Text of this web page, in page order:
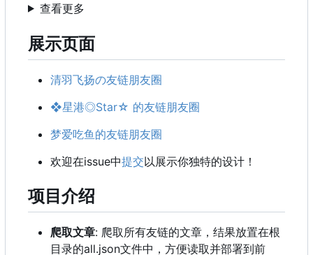
查看更多
展示页面
清羽飞扬の友链朋友圈
❖星港◎Star☆ 的友链朋友圈
梦爱吃鱼的友链朋友圈
欢迎在issue中提交以展示你独特的设计！
项目介绍
爬取文章: 爬取所有友链的文章，结果放置在根
目录的all.json文件中，方便读取并部署到前